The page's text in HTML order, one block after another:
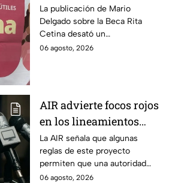
por publicación sobre
la Beca Rita Cetina
La publicación de Mario
Delgado sobre la Beca Rita
Cetina desató un
enfrentamiento entre Morena
06 agosto, 2026
AIR advierte focos rojos
en los lineamientos
para proteger a las
audiencias
La AIR señala que algunas
reglas de este proyecto
permiten que una autoridad
gubernamental supervise,
06 agosto, 2026